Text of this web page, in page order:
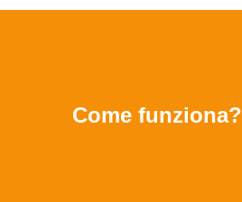
Come funziona?